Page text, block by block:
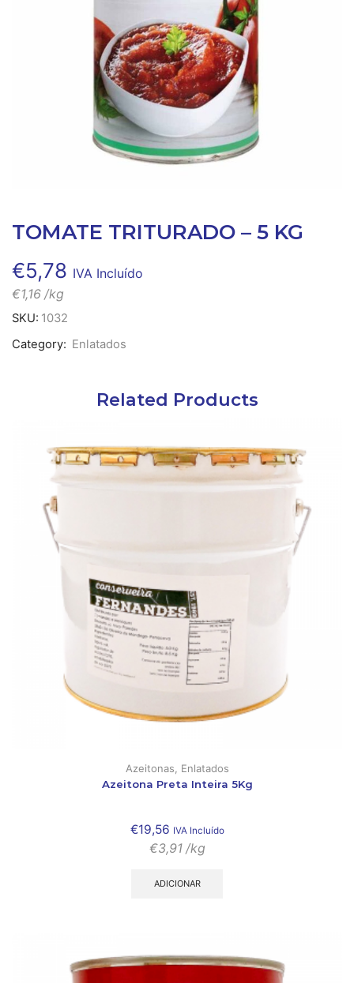
TOMATE TRITURADO – 5 KG
€5,78 IVA Incluído
€1,16 /kg
SKU: 1032
Category: Enlatados
Related Products
Azeitonas
Enlatados
Azeitona Preta Inteira 5Kg
€19,56 IVA Incluído
€3,91 /kg
ADICIONAR